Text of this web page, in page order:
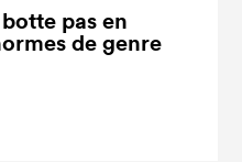
pas en
de genre